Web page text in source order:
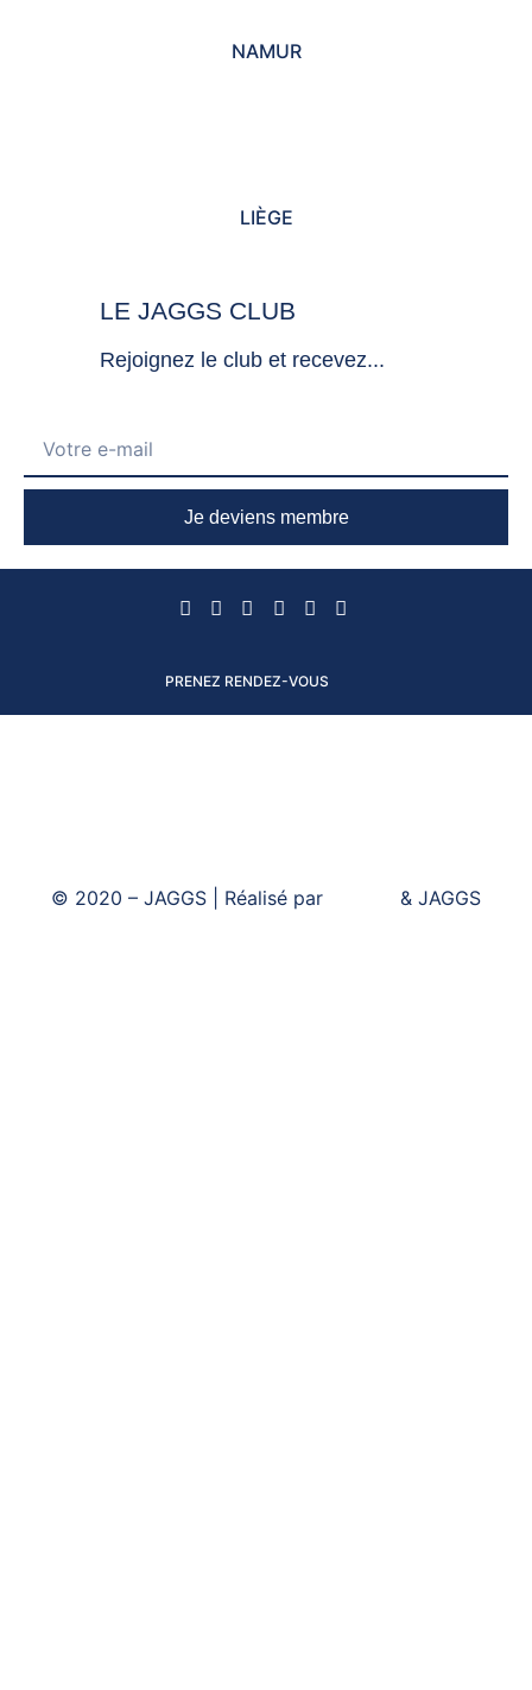
NAMUR
LIÈGE
LE JAGGS CLUB
Rejoignez le club et recevez...
Je deviens membre
PRENEZ RENDEZ-VOUS
© 2020 – JAGGS | Réalisé par & JAGGS